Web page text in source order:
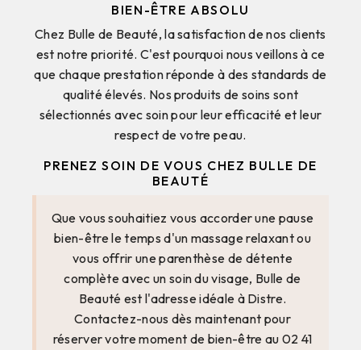
BIEN-ÊTRE ABSOLU
Chez Bulle de Beauté, la satisfaction de nos clients
est notre priorité. C'est pourquoi nous veillons à ce
que chaque prestation réponde à des standards de
qualité élevés. Nos produits de soins sont
sélectionnés avec soin pour leur efficacité et leur
respect de votre peau.
PRENEZ SOIN DE VOUS CHEZ BULLE DE
BEAUTÉ
Que vous souhaitiez vous accorder une pause
bien-être le temps d'un massage relaxant ou
vous offrir une parenthèse de détente
complète avec un soin du visage, Bulle de
Beauté est l'adresse idéale à Distre.
Contactez-nous dès maintenant pour
réserver votre moment de bien-être au 02 41